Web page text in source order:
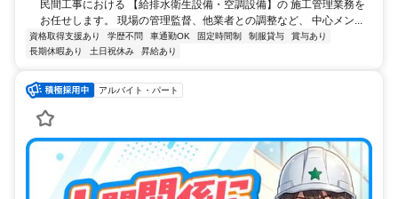
民間工事における 【給排水衛生設備・空調設備】の 施工管理業務を
お任せします。 現場の管理監督、他業者との調整など、 中心メン...
資格取得支援あり 学歴不問 車通勤OK 固定時間制 制服貸与
賞与あり
長期休暇あり
土日祝休み 昇給あり
アルバイト・パート